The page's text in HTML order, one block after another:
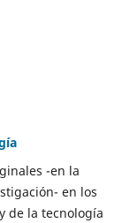
-en la
en los
de la tecnología